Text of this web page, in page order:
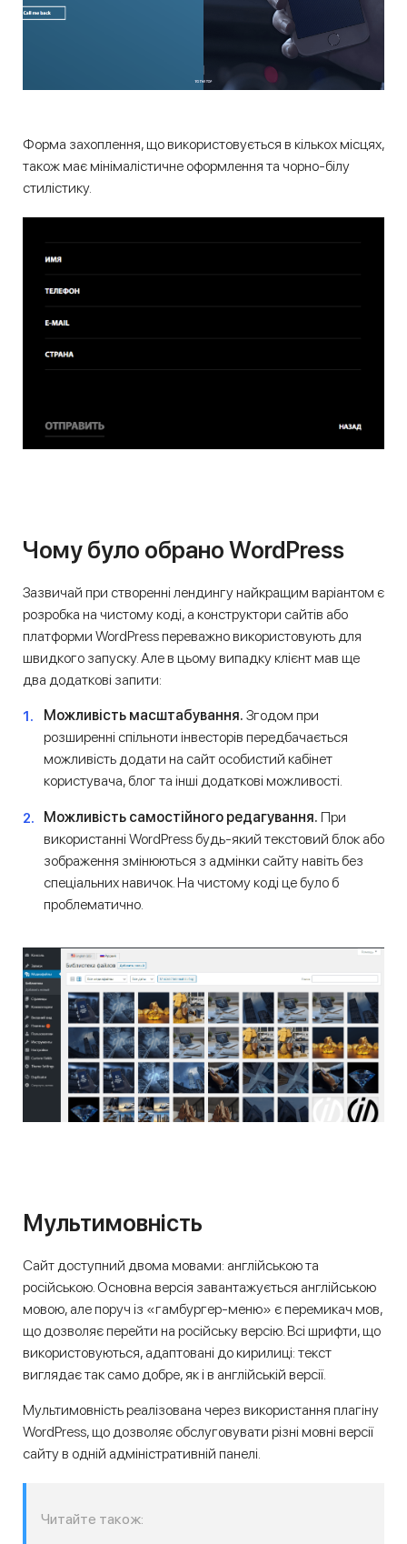
Форма захоплення, що використовується в кількох місцях,
також має мінімалістичне оформлення та чорно-білу
стилістику.
Чому було обрано WordPress
Зазвичай при створенні лендингу найкращим варіантом є
розробка на чистому коді, а конструктори сайтів або
платформи WordPress переважно використовують для
швидкого запуску. Але в цьому випадку клієнт мав ще
два додаткові запити:
Можливість масштабування. Згодом при
розширенні спільноти інвесторів передбачається
можливість додати на сайт особистий кабінет
користувача, блог та інші додаткові можливості.
Можливість самостійного редагування. При
використанні WordPress будь-який текстовий блок або
зображення змінюються з адмінки сайту навіть без
спеціальних навичок. На чистому коді це було б
проблематично.
Мультимовність
Сайт доступний двома мовами: англійською та
російською. Основна версія завантажується англійською
мовою, але поруч із «гамбургер-меню» є перемикач мов,
що дозволяє перейти на російську версію. Всі шрифти, що
використовуються, адаптовані до кирилиці: текст
виглядає так само добре, як і в англійській версії.
Мультимовність реалізована через використання плагіну
WordPress, що дозволяє обслуговувати різні мовні версії
сайту в одній адміністративній панелі.
Читайте також: